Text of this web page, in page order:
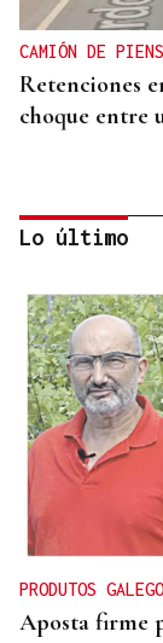
CAMIÓN DE
Retenciones
choque entre
DISEÑOS EN
La reina
aniversario
Lo último
PRODUTOS
Aposta firme